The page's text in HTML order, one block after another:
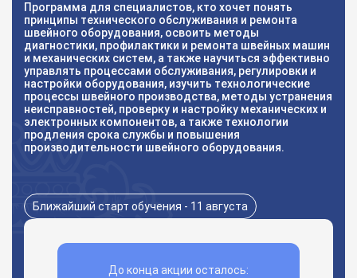
Программа для специалистов, кто хочет понять
принципы технического обслуживания и ремонта
швейного оборудования, освоить методы
диагностики, профилактики и ремонта швейных машин
и механических систем, а также научиться эффективно
управлять процессами обслуживания, регулировки и
настройки оборудования, изучить технологические
процессы швейного производства, методы устранения
неисправностей, проверку и настройку механических и
электронных компонентов, а также технологии
продления срока службы и повышения
производительности швейного оборудования.
Ближайший старт обучения - 11 августа
До конца акции осталось: